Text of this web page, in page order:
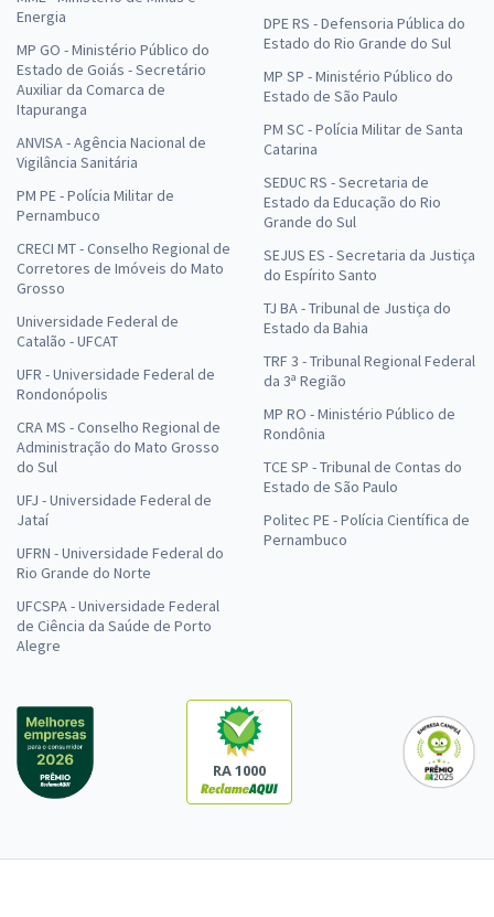
Energia
MP GO - Ministério Público do
Estado de Goiás - Secretário
Auxiliar da Comarca de
Itapuranga
ANVISA - Agência Nacional de
Vigilância Sanitária
PM PE - Polícia Militar de
Pernambuco
CRECI MT - Conselho Regional de
Corretores de Imóveis do Mato
Grosso
Universidade Federal de
Catalão - UFCAT
UFR - Universidade Federal de
Rondonópolis
CRA MS - Conselho Regional de
Administração do Mato Grosso
do Sul
UFJ - Universidade Federal de
Jataí
UFRN - Universidade Federal do
Rio Grande do Norte
UFCSPA - Universidade Federal
de Ciência da Saúde de Porto
Alegre
DPE RS - Defensoria Pública do
Estado do Rio Grande do Sul
MP SP - Ministério Público do
Estado de São Paulo
PM SC - Polícia Militar de Santa
Catarina
SEDUC RS - Secretaria de
Estado da Educação do Rio
Grande do Sul
SEJUS ES - Secretaria da Justiça
do Espírito Santo
TJ BA - Tribunal de Justiça do
Estado da Bahia
TRF 3 - Tribunal Regional Federal
da 3ª Região
MP RO - Ministério Público de
Rondônia
TCE SP - Tribunal de Contas do
Estado de São Paulo
Politec PE - Polícia Científica de
Pernambuco
RA 1000